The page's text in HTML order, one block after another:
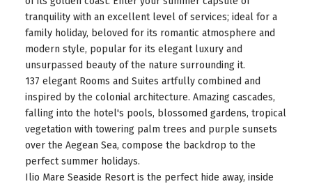
tranquility with an excellent level of services; ideal for a
family holiday, beloved for its romantic atmosphere and
modern style, popular for its elegant luxury and
unsurpassed beauty of the nature surrounding it.
137 elegant Rooms and Suites artfully combined and
inspired by the colonial architecture. Amazing cascades,
falling into the hotel's pools, blossomed gardens, tropical
vegetation with towering palm trees and purple sunsets
over the Aegean Sea, compose the backdrop to the
perfect summer holidays.
Ilio Mare Seaside Resort is the perfect hide away, inside